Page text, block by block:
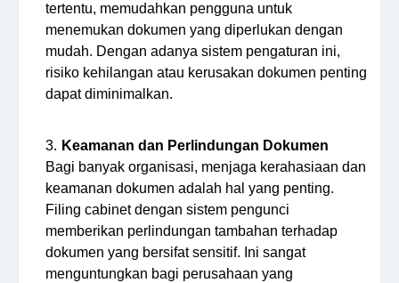
tertentu, memudahkan pengguna untuk
menemukan dokumen yang diperlukan dengan
mudah. Dengan adanya sistem pengaturan ini,
risiko kehilangan atau kerusakan dokumen penting
dapat diminimalkan.
Keamanan dan Perlindungan Dokumen
Bagi banyak organisasi, menjaga kerahasiaan dan
keamanan dokumen adalah hal yang penting.
Filing cabinet dengan sistem pengunci
memberikan perlindungan tambahan terhadap
dokumen yang bersifat sensitif. Ini sangat
menguntungkan bagi perusahaan yang